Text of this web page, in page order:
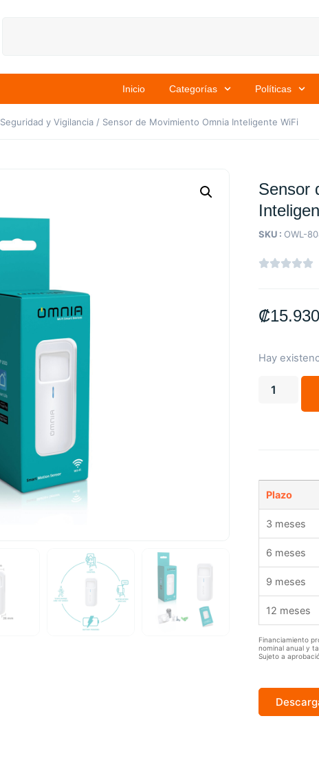
Inicio Categorías Políticas
Seguridad y Vigilancia / Sensor de Movimiento Omnia Inteligente WiFi
Sensor
SKU :OWL-
₡15.930
Hay
Plazo
3 meses
6 meses
9 meses
12 meses
Financiamiento
nominal anual y
Sujeto a